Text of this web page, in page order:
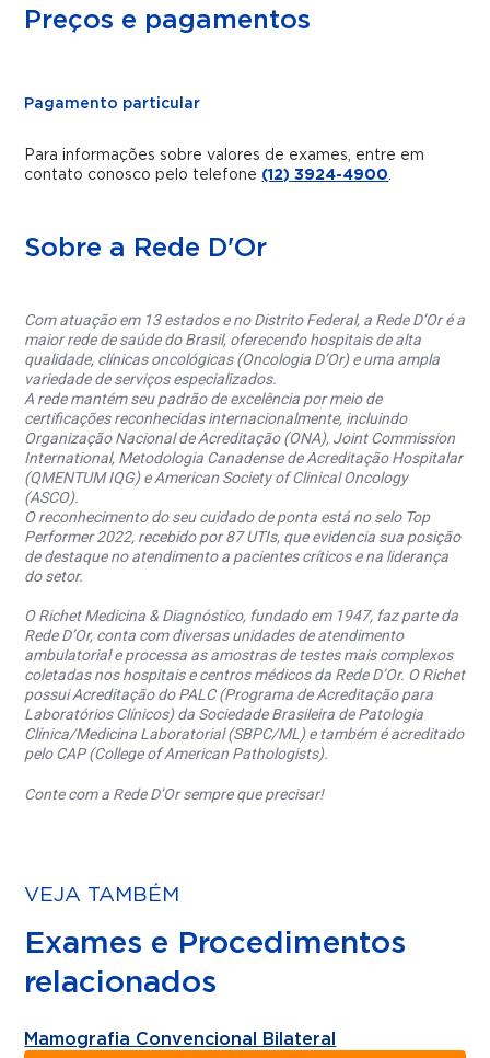
Preços e pagamentos
Pagamento particular
Para informações sobre valores de exames, entre em
contato conosco pelo telefone (12) 3924-4900.
Sobre a Rede D'Or
Com atuação em 13 estados e no Distrito Federal, a Rede D’Or é a
maior rede de saúde do Brasil, oferecendo hospitais de alta
qualidade, clínicas oncológicas (Oncologia D’Or) e uma ampla
variedade de serviços especializados.
A rede mantém seu padrão de excelência por meio de
certificações reconhecidas internacionalmente, incluindo
Organização Nacional de Acreditação (ONA), Joint Commission
International, Metodologia Canadense de Acreditação Hospitalar
(QMENTUM IQG) e American Society of Clinical Oncology
(ASCO).
O reconhecimento do seu cuidado de ponta está no selo Top
Performer 2022, recebido por 87 UTIs, que evidencia sua posição
de destaque no atendimento a pacientes críticos e na liderança
do setor.
O Richet Medicina & Diagnóstico, fundado em 1947, faz parte da
Rede D’Or, conta com diversas unidades de atendimento
ambulatorial e processa as amostras de testes mais complexos
coletadas nos hospitais e centros médicos da Rede D’Or. O Richet
possui Acreditação do PALC (Programa de Acreditação para
Laboratórios Clínicos) da Sociedade Brasileira de Patologia
Clínica/Medicina Laboratorial (SBPC/ML) e também é acreditado
pelo CAP (College of American Pathologists).
Conte com a Rede D’Or sempre que precisar!
VEJA TAMBÉM
Exames e Procedimentos
relacionados
Mamografia Convencional Bilateral